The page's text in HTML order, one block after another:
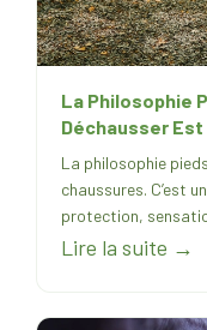
La Philosophie
Déchausser Est
La philosophie
chaussures. C’est
protection,
Lire la suite →